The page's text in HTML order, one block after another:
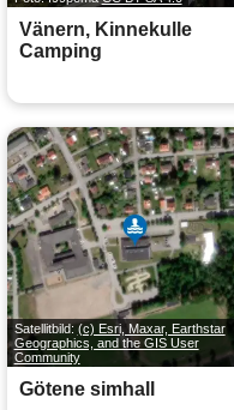
Vänern, Kinnekulle
Camping
Satellitbild: (c) Esri, Maxar, Earthstar
Geographics, and the GIS User
Community
Götene simhall